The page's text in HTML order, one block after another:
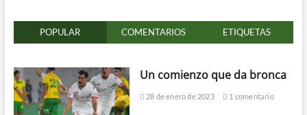
POPULAR COMENTARIOS ETIQUETAS
Un comienzo que da bronca
28 de enero de 2023 1 comentario